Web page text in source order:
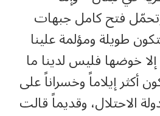
فتح كامل جبهات
طويلة ومؤلمة علينا
إلا خوضها فليس لدينا ما
أكثر إيلاماً وخسراناً على
الاحتلال، وقديماً قالت